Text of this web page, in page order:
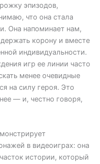
эпизодов,
что она стала
Она напоминает нам,
корону и вместе
индивидуальности.
игр ее линии часто
менее очевидные
на силу героя. Это
— и, честно говоря,
в видеоиграх: она
истории, который